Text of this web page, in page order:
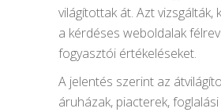
világítottak át. Azt vizsgálták,
a kérdéses weboldalak
fogyasztói értékeléseket.
A jelentés szerint az
áruházak, piacterek,